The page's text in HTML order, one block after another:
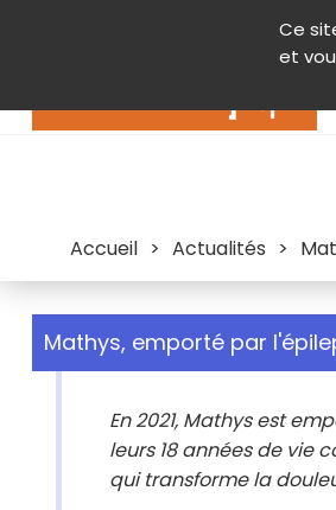
Ce
et
Contenu
Accueil > Actualités >
Mathys, emporté par
En 2021, Mathys est
leurs 18 années de vie
qui transforme la